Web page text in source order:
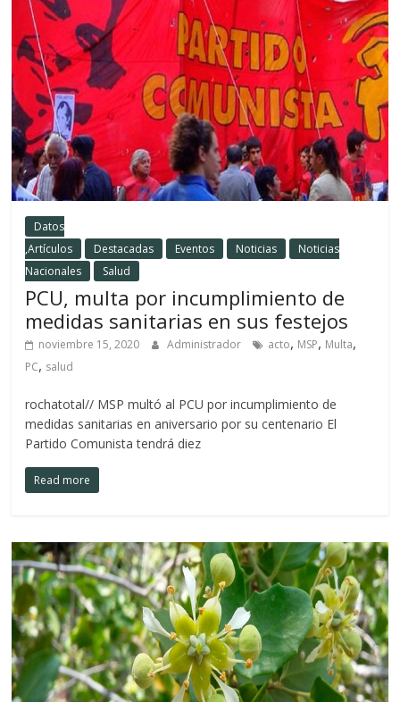
Datos
,Artículos
Destacadas Eventos Noticias
Noticias
Nacionales
Salud
PCU, multa por incumplimiento de
medidas sanitarias en sus festejos
noviembre 15, 2020 Administrador acto, MSP, Multa,
PC, salud
rochatotal// MSP multó al PCU por incumplimiento de
medidas sanitarias en aniversario por su centenario El
Partido Comunista tendrá diez
Read more